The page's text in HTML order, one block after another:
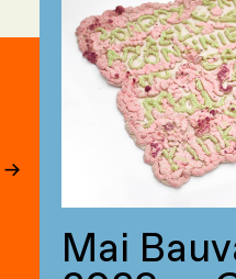
C
→
Daya
Cleo
→Cao
→
Luca
Mai